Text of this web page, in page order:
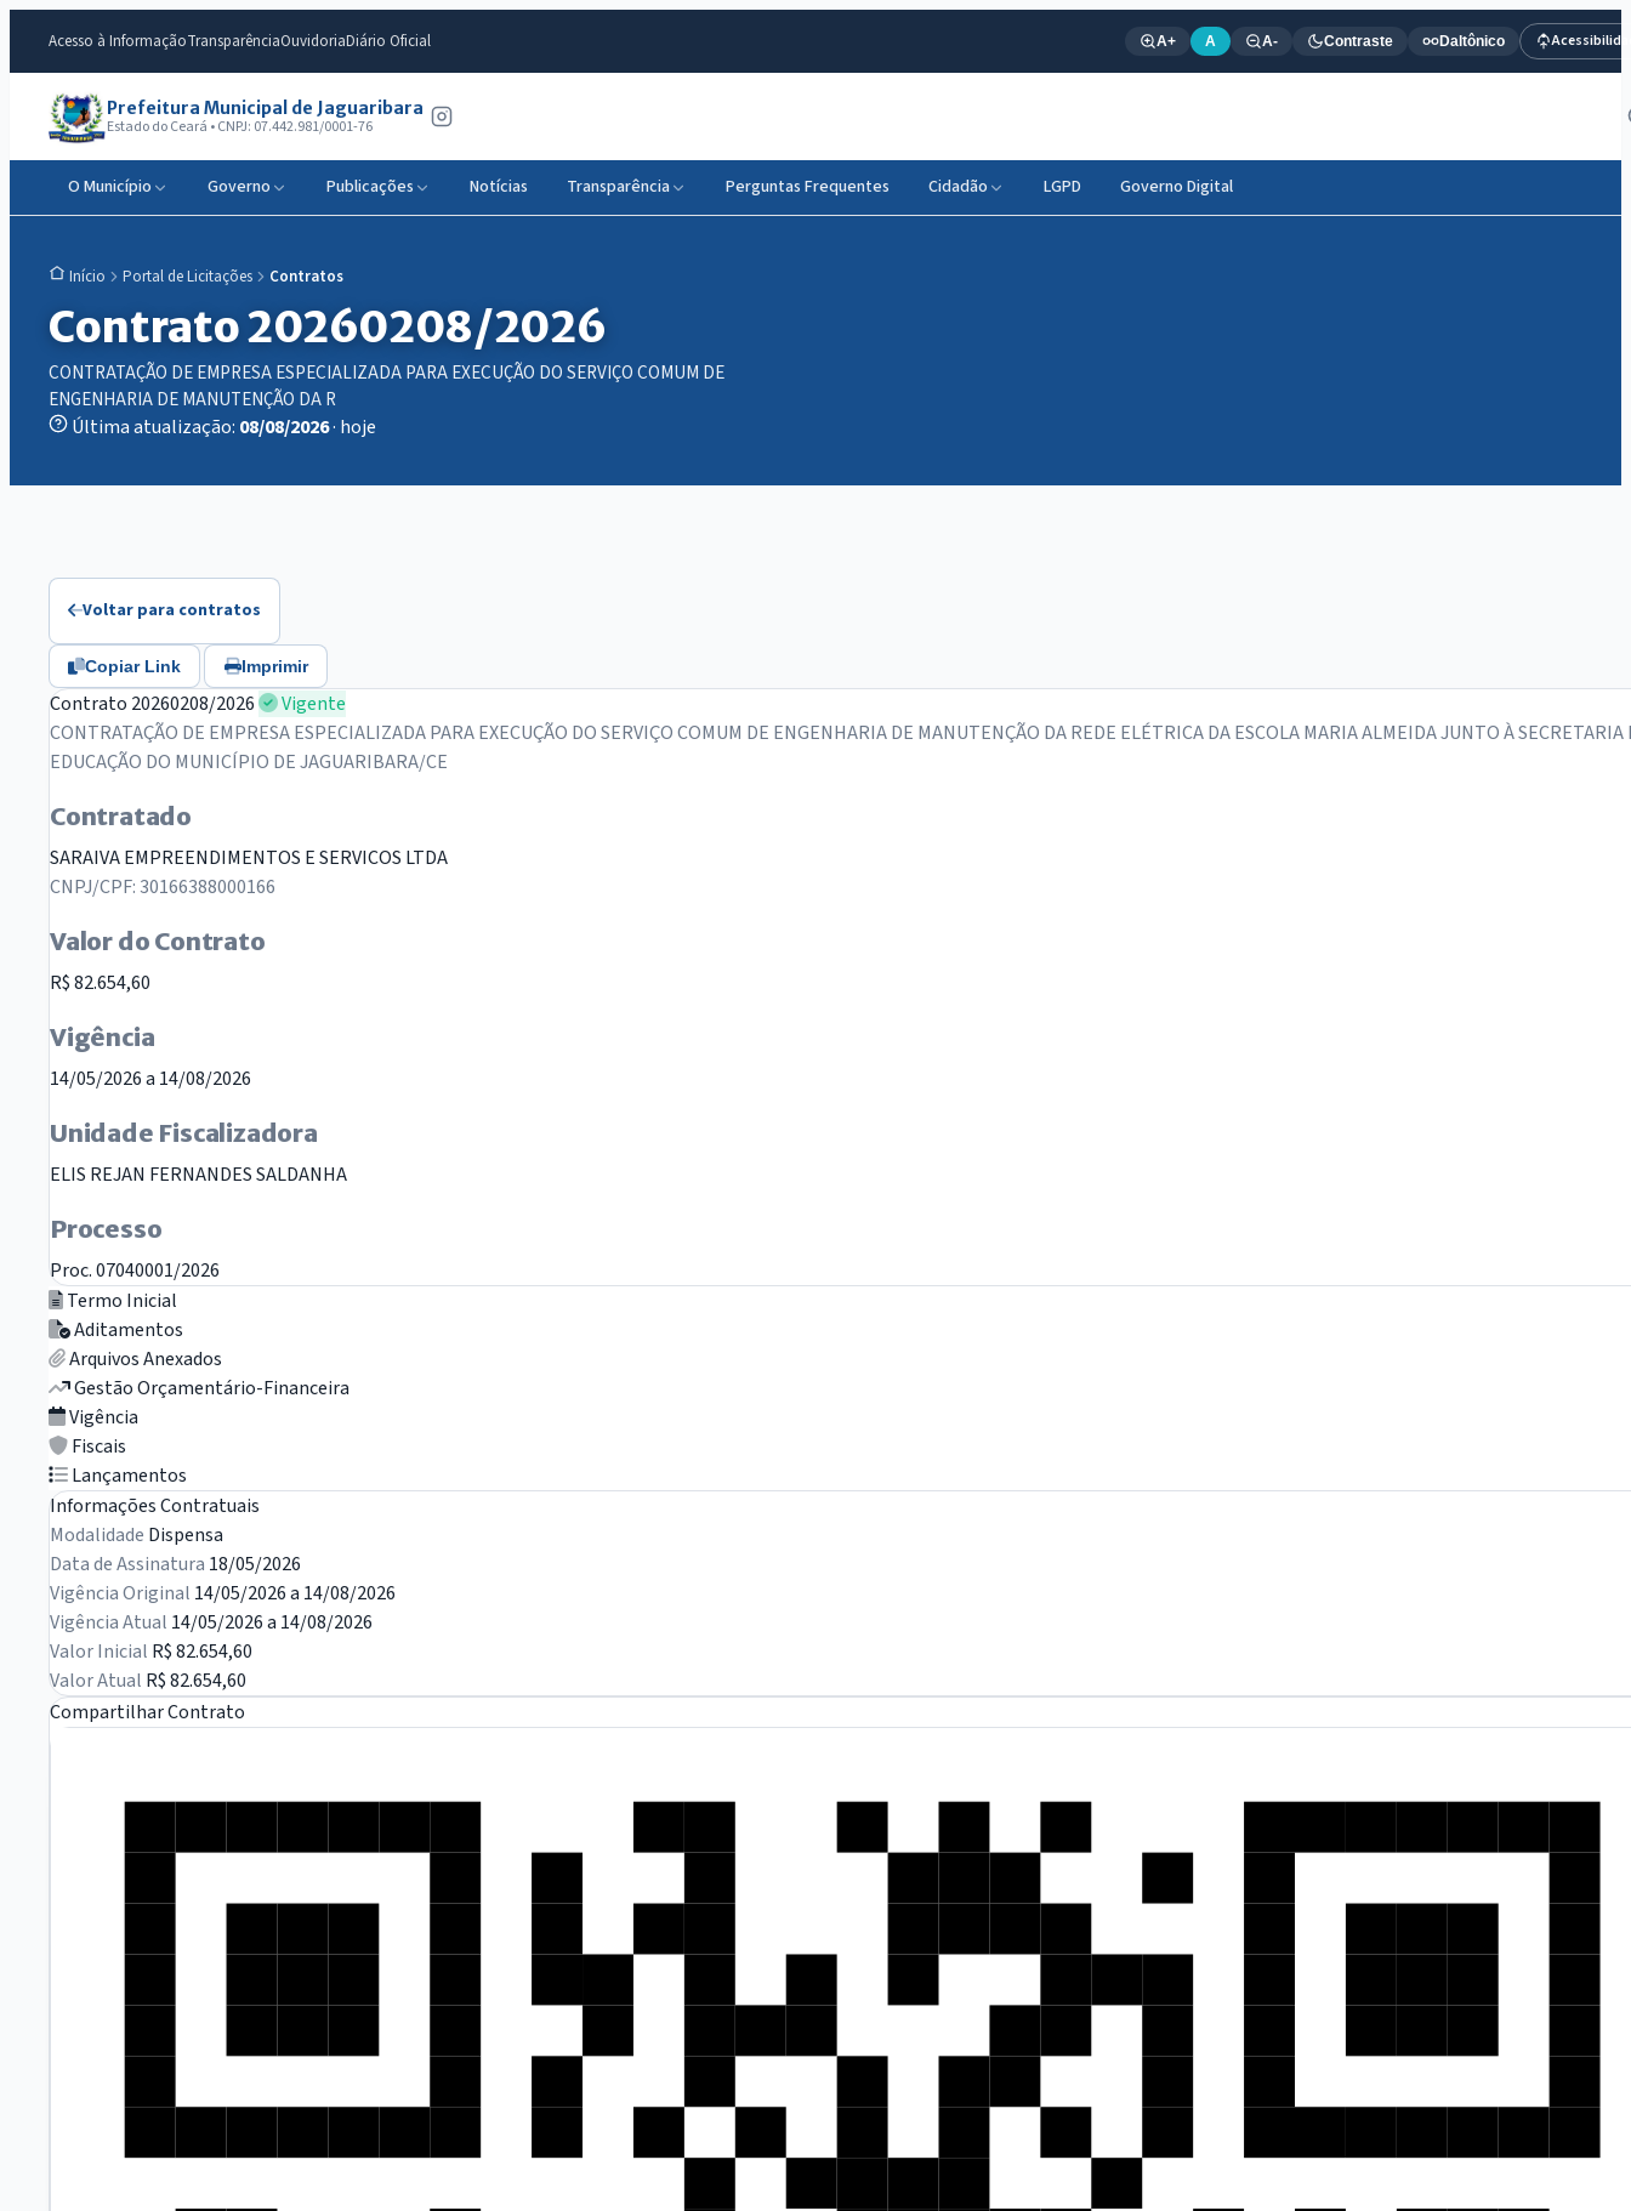
Acesso à InformaçãoTransparênciaOuvidoriaDiário Oficial A+ A A- Contraste Daltônico
Prefeitura Municipal de Jaguaribara
Estado do Ceará • CNPJ: 07.442.981/0001-76
O Município Governo Publicações Notícias Transparência Perguntas Frequentes Cidadão LGPD Governo Digital
Início Portal de Licitações Contratos
Contrato 20260208/2026
CONTRATAÇÃO DE EMPRESA ESPECIALIZADA PARA EXECUÇÃO DO SERVIÇO COMUM DE
ENGENHARIA DE MANUTENÇÃO DA R
Última atualização: 08/08/2026· hoje
Voltar para contratos
Copiar Link Imprimir
Contrato 20260208/2026
Vigente
CONTRATAÇÃO DE EMPRESA ESPECIALIZADA PARA EXECUÇÃO DO SERVIÇO COMUM DE ENGENHARIA DE MANUTENÇÃO DA REDE ELÉTRICA DA ESCOLA MARIA ALMEIDA JUNTO À SECRETARIA
EDUCAÇÃO DO MUNICÍPIO DE JAGUARIBARA/CE
Contratado
SARAIVA EMPREENDIMENTOS E SERVICOS LTDA
CNPJ/CPF: 30166388000166
Valor do Contrato
R$ 82.654,60
Vigência
14/05/2026 a 14/08/2026
Unidade Fiscalizadora
ELIS REJAN FERNANDES SALDANHA
Processo
Proc. 07040001/2026
Termo Inicial
Aditamentos
Arquivos Anexados
Gestão Orçamentário-Financeira
Vigência
Fiscais
Lançamentos
Informações Contratuais
Modalidade Dispensa
Data de Assinatura 18/05/2026
Vigência Original 14/05/2026 a 14/08/2026
Vigência Atual 14/05/2026 a 14/08/2026
Valor Inicial R$ 82.654,60
Valor Atual R$ 82.654,60
Compartilhar Contrato